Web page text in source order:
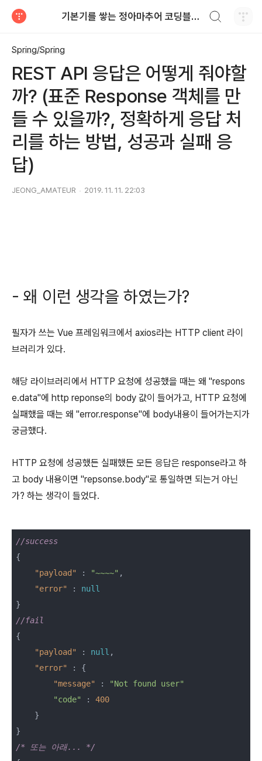
기본기를 쌓는 정아마추어 코딩블로그
Spring/Spring
REST API 응답은 어떻게 줘야할
까? (표준 Response 객체를 만
들 수 있을까?, 정확하게 응답 처
리를 하는 방법, 성공과 실패 응
답)
JEONG_AMATEUR 2019. 11. 11. 22:03
- 왜 이런 생각을 하였는가?
필자가 쓰는 Vue 프레임워크에서 axios라는 HTTP client 라이
브러리가 있다.
해당 라이브러리에서 HTTP 요청에 성공했을 때는 왜 "respons
e.data"에 http reponse의 body 값이 들어가고, HTTP 요청에
실패했을 때는 왜 "error.response"에 body내용이 들어가는지가
궁금했다.
HTTP 요청에 성공했든 실패했든 모든 응답은 response라고 하
고 body 내용이면 "repsonse.body"로 통일하면 되는거 아닌
가? 하는 생각이 들었다.
//success
{
"payload"
: "~~~~" ,
"error"
: null
//fail
{
"payload"
: null ,
"error"
: {
"message"
:
"Not found user"
"code"
: 400
    }
/* 또는 아래... */